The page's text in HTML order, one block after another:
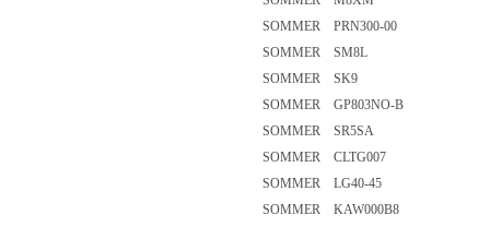
SOMMER PRN300-00
SOMMER SM8L
SOMMER SK9
SOMMER GP803NO-B
SOMMER SR5SA
SOMMER CLTG007
SOMMER LG40-45
SOMMER KAW000B8